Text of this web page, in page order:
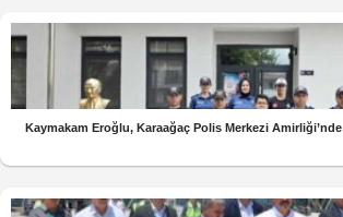
Kaymakam Eroğlu, Karaağaç Polis Merkezi Amirliği’nde